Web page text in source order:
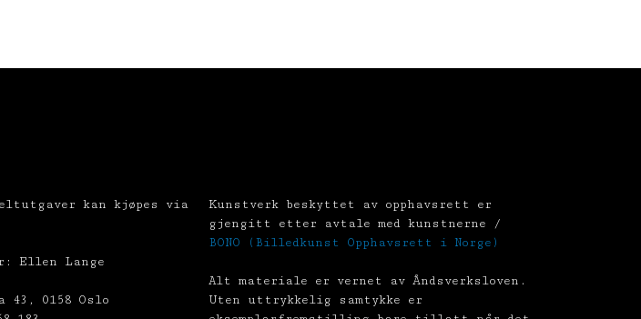
kan kjøpes via
Ellen Lange
43, 0158 Oslo
Kunstverk beskyttet av opphavsrett er
gjengitt etter avtale med kunstnerne /
BONO (Billedkunst Opphavsrett i Norge)
Alt materiale er vernet av Åndsverksloven.
Uten uttrykkelig samtykke er